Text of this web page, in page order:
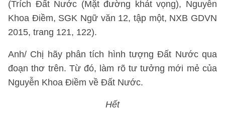
(Trích Đất Nước (Mặt đường khát vọng), Nguyễn
Khoa Điềm, SGK Ngữ văn 12, tập một, NXB GDVN
2015, trang 121, 122).
Anh/ Chị hãy phân tích hình tượng Đất Nước qua
đoạn thơ trên. Từ đó, làm rõ tư tưởng mới mẻ của
Nguyễn Khoa Điềm về Đất Nước.
Hết